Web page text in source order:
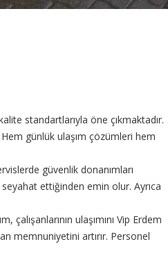
standartlarıyla öne çıkmaktadır.
günlük ulaşım çözümleri hem
güvenlik donanımları
ettiğinden emin olur. Ayrıca
ulaşımını Vip Erdem
memnuniyetini artırır. Personel